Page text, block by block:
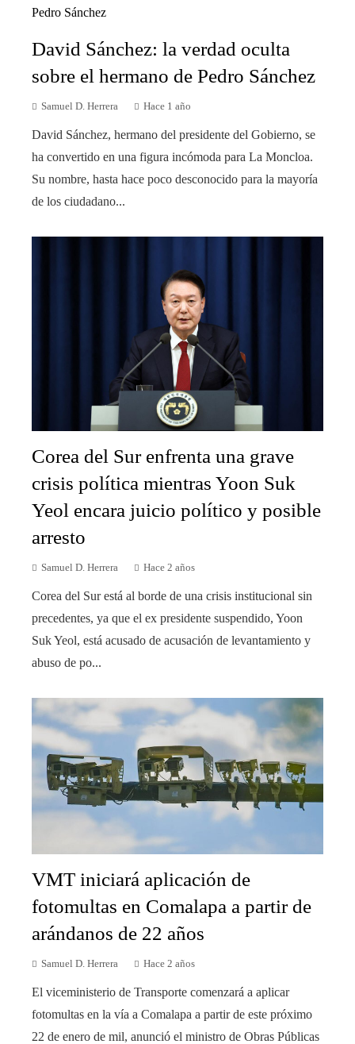
David Sánchez: la verdad oculta
sobre el hermano de Pedro Sánchez
Samuel D. Herrera Hace 1 año
David Sánchez, hermano del presidente del Gobierno, se
ha convertido en una figura incómoda para La Moncloa.
Su nombre, hasta hace poco desconocido para la mayoría
de los ciudadano...
Corea del Sur enfrenta una grave
crisis política mientras Yoon Suk
Yeol encara juicio político y posible
arresto
Samuel D. Herrera Hace 2 años
Corea del Sur está al borde de una crisis institucional sin
precedentes, ya que el ex presidente suspendido, Yoon
Suk Yeol, está acusado de acusación de levantamiento y
abuso de po...
VMT iniciará aplicación de
fotomultas en Comalapa a partir de
arándanos de 22 años
Samuel D. Herrera Hace 2 años
El viceministerio de Transporte comenzará a aplicar
fotomultas en la vía a Comalapa a partir de este próximo
22 de enero de mil, anunció el ministro de Obras Públicas